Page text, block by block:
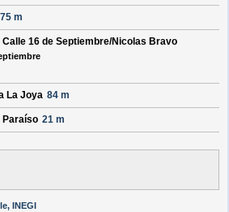
75 m
Calle 16 de Septiembre/Nicolas Bravo
La Joya 84 m
Paraíso 21 m
INEGI